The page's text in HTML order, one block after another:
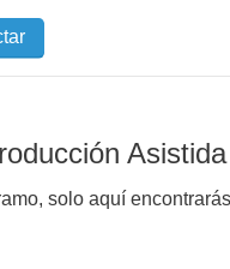
solo aquí